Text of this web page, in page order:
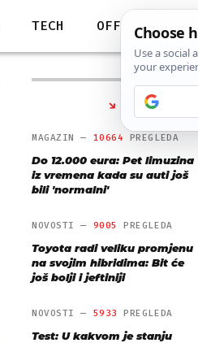
TECH OFF
NAJČITANIJE
MAGAZIN — 10664 PREGLEDA
Do 12.000 eura: Pet limuzina
iz vremena kada su auti još
bili 'normalni'
NOVOSTI — 9005 PREGLEDA
Toyota radi veliku promjenu
na svojim hibridima: Bit će
još bolji i jeftiniji
NOVOSTI — 5933 PREGLEDA
Test: U kakvom je stanju